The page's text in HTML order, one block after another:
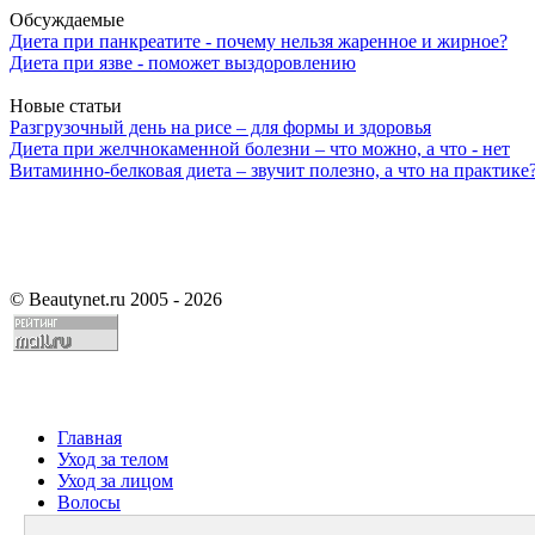
Обсуждаемые
Диета при панкреатите - почему нельзя жаренное и жирное?
Диета при язве - поможет выздоровлению
Новые статьи
Разгрузочный день на рисе – для формы и здоровья
Диета при желчнокаменной болезни – что можно, а что - нет
Витаминно-белковая диета – звучит полезно, а что на
© Beautynet.ru 2005 - 2026
Главная
Уход за телом
Уход за лицом
Волосы